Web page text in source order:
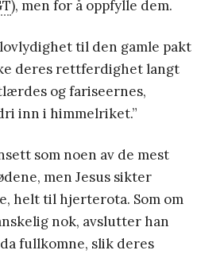
), men for å oppfylle dem.
til den gamle pakt
deres rettferdighet langt
og fariseernes,
inn i himmelriket.”
som noen av de mest
men Jesus sikter
helt til hjerterota. Som om
nok, avslutter han
fullkomne, slik deres